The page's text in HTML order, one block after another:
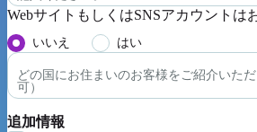
WebサイトもしくはSNSアカウントは
いいえ はい
どの国にお住まいのお客様をご紹介いた
可）
追加情報